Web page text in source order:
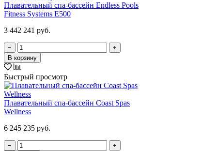
Плавательный спа-бассейн Endless Pools
Fitness Systems E500
3 442 241 руб.
−
+
В корзину
Быстрый просмотр
Плавательный спа-бассейн Coast Spas
Wellness
6 245 235 руб.
−
+